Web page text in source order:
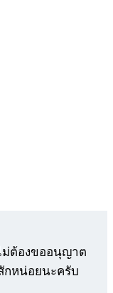
ม่ต้องขออนุญาต
กหน่อยนะครับ